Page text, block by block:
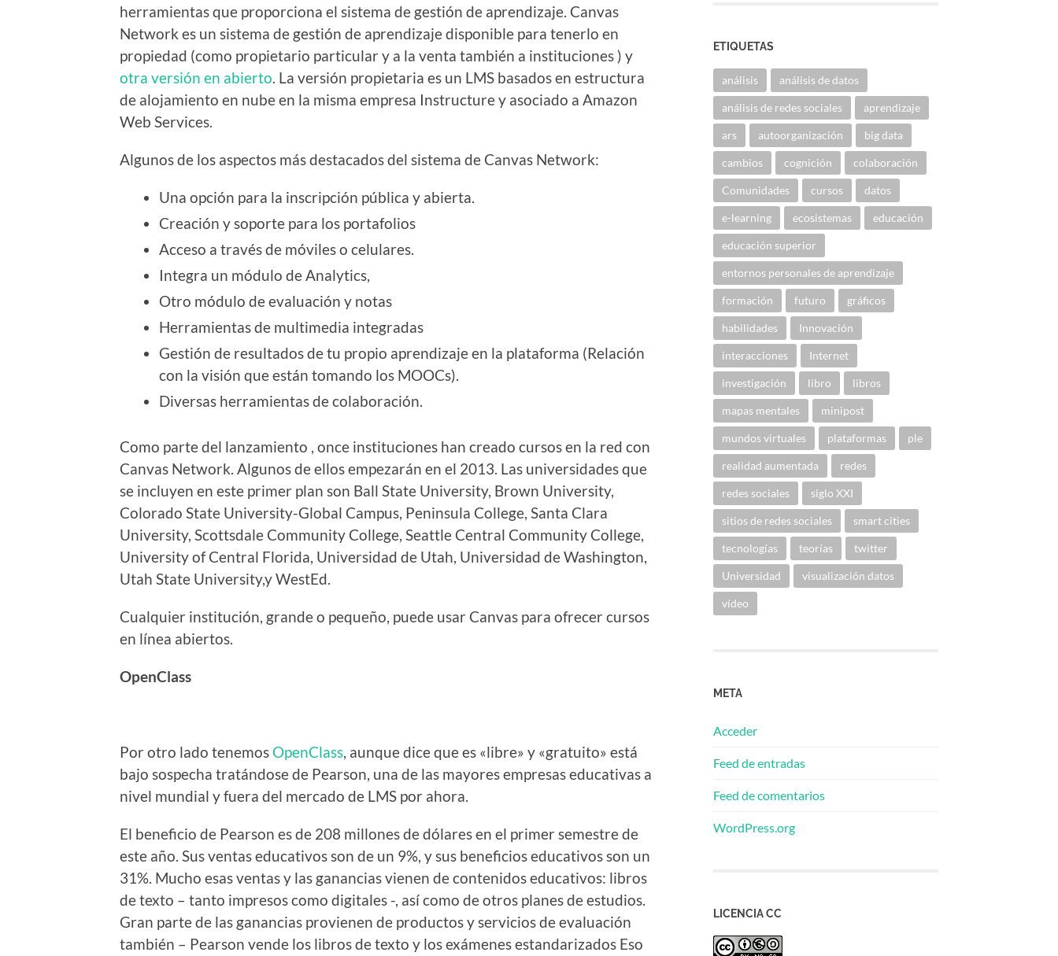
herramientas que proporciona el sistema de gestión de aprendizaje. Canvas
Network es un sistema de gestión de aprendizaje disponible para tenerlo en
propiedad (como propietario particular y a la venta también a instituciones ) y
otra versión en abierto. La versión propietaria es un LMS basados en estructura
de alojamiento en nube en la misma empresa Instructure y asociado a Amazon
Web Services.
Algunos de los aspectos más destacados del sistema de Canvas Network:
Una opción para la inscripción pública y abierta.
Creación y soporte para los portafolios
Acceso a través de móviles o celulares.
Integra un módulo de Analytics,
Otro módulo de evaluación y notas
Herramientas de multimedia integradas
Gestión de resultados de tu propio aprendizaje en la plataforma (Relación
con la visión que están tomando los MOOCs).
Diversas herramientas de colaboración.
Como parte del lanzamiento , once instituciones han creado cursos en la red con
Canvas Network. Algunos de ellos empezarán en el 2013. Las universidades que
se incluyen en este primer plan son Ball State University, Brown University,
Colorado State University-Global Campus, Peninsula College, Santa Clara
University, Scottsdale Community College, Seattle Central Community College,
University of Central Florida, Universidad de Utah, Universidad de Washington,
Utah State University,y WestEd.
Cualquier institución, grande o pequeño, puede usar Canvas para ofrecer cursos
en línea abiertos.
OpenClass
Por otro lado tenemos OpenClass, aunque dice que es «libre» y «gratuito» está
bajo sospecha tratándose de Pearson, una de las mayores empresas educativas a
nivel mundial y fuera del mercado de LMS por ahora.
El beneficio de Pearson es de 208 millones de dólares en el primer semestre de
este año. Sus ventas educativos son de un 9%, y sus beneficios educativos son un
31%. Mucho esas ventas y las ganancias vienen de contenidos educativos: libros
de texto – tanto impresos como digitales -, así como de otros planes de estudios.
Gran parte de las ganancias provienen de productos y servicios de evaluación
también – Pearson vende los libros de texto y los exámenes estandarizados Eso
ETIQUETAS
análisis análisis de datos
análisis de redes sociales aprendizaje
ars autoorganización big data
cambios cognición colaboración
Comunidades cursos datos
e-learning ecosistemas educación
educación superior
entornos personales de aprendizaje
formación futuro gráficos
habilidades Innovación
interacciones Internet
investigación libro libros
mapas mentales minipost
mundos virtuales plataformas ple
realidad aumentada redes
redes sociales siglo XXI
sitios de redes sociales smart cities
tecnologías teorías twitter
Universidad visualización datos
vídeo
META
Acceder
Feed de entradas
Feed de comentarios
WordPress.org
LICENCIA CC